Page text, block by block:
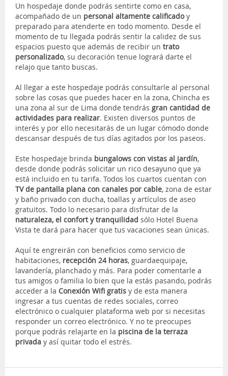
Un hospedaje donde podrás sentirte como en casa,
acompañado de un personal altamente calificadoy
preparado para atenderte en todo momento. Desde el
momento de tu llegada podrás sentir la calidez de sus
espacios puesto que además de recibir un trato
personalizado, su decoración tenue logrará darte el
relajo que tanto buscas.
Al llegar a este hospedaje podrás consultarle al personal
sobre las cosas que puedes hacer en la zona, Chincha es
una zona al sur de Lima donde tendrás gran cantidad de
actividades para realizar. Existen diversos puntos de
interés y por ello necesitarás de un lugar cómodo donde
descansar después de tus días agitados por los paseos.
Este hospedaje brinda bungalows con vistas al jardín,
desde donde podrás solicitar un rico desayuno que ya
está incluido en tu tarifa. Todos los cuartos cuentan con
TV de pantalla plana con canales por cable, zona de estar
y baño privado con ducha, toallas y artículos de aseo
gratuitos. Todo lo necesario para disfrutar de la
naturaleza, el confort y tranquilidad sólo Hotel Buena
Vista te dará para hacer que tus vacaciones sean únicas.
Aquí te engreirán con beneficios como servicio de
habitaciones, recepción 24 horas, guardaequipaje,
lavandería, planchado y más. Para poder comentarle a
tus amigos o familia lo bien que la estás pasando, podrás
acceder a la Conexión Wifi gratis y de esta manera
ingresar a tus cuentas de redes sociales, correo
electrónico o cualquier plataforma web por si necesitas
responder un correo electrónico. Y no te preocupes
porque podrás relajarte en la piscina de la terraza
privada y así quitar todo el estrés.